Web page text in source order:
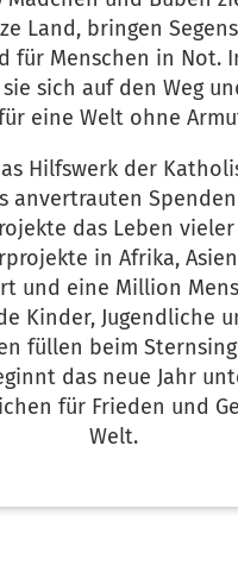
Land, bringen
für Menschen in Not.
sich auf den Weg
eine Welt ohne
Hilfswerk der
anvertrauten
das Leben vieler
in Afrika,
und eine Million
Kinder, Jugendliche
füllen beim
das neue Jahr
für Frieden und
Welt.